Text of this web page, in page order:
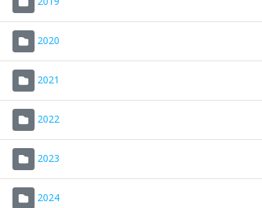
2020
2021
2022
2023
2024